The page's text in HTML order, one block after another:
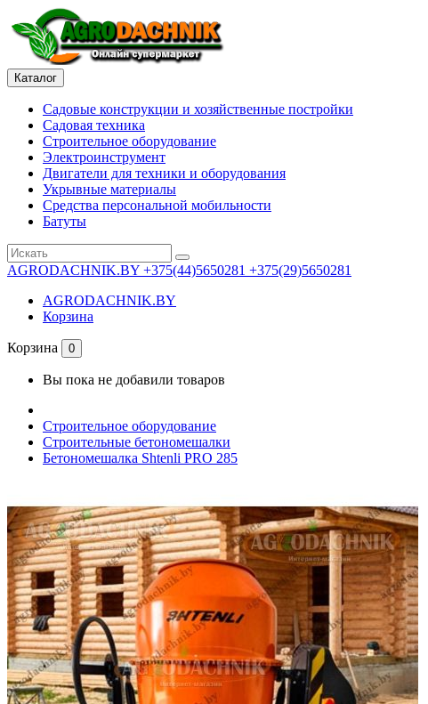
Каталог
Садовые конструкции и хозяйственные постройки
Садовая техника
Строительное оборудование
Электроинструмент
Двигатели для техники и оборудования
Укрывные материалы
Средства персональной мобильности
Батуты
AGRODACHNIK.BY +375(44)5650281 +375(29)5650281
AGRODACHNIK.BY
Корзина
Корзина 0
Вы пока не добавили товаров
Строительное оборудование
Строительные бетономешалки
Бетономешалка Shtenli PRO 285